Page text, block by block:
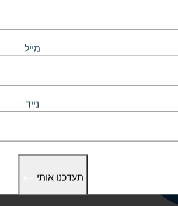
מייל
נייד
תעדכנו אותי